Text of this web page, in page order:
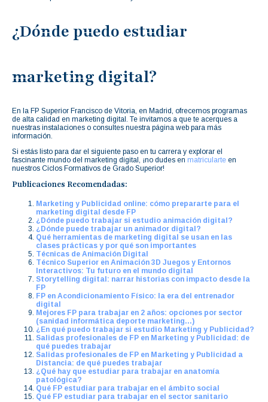
¿Dónde puedo estudiar
marketing digital?
En la FP Superior Francisco de Vitoria, en Madrid, ofrecemos programas
de alta calidad en marketing digital. Te invitamos a que te acerques a
nuestras instalaciones o consultes nuestra página web para más
información.
Si estás listo para dar el siguiente paso en tu carrera y explorar el
fascinante mundo del marketing digital, ¡no dudes en matricularte en
nuestros Ciclos Formativos de Grado Superior!
Publicaciones Recomendadas:
Marketing y Publicidad online: cómo prepararte para el
marketing digital desde FP
¿Dónde puedo trabajar si estudio animación digital?
¿Dónde puede trabajar un animador digital?
Qué herramientas de marketing digital se usan en las
clases prácticas y por qué son importantes
Técnicas de Animación Digital
Técnico Superior en Animación 3D Juegos y Entornos
Interactivos: Tu futuro en el mundo digital
Storytelling digital: narrar historias con impacto desde la
FP
FP en Acondicionamiento Físico: la era del entrenador
digital
Mejores FP para trabajar en 2 años: opciones por sector
(sanidad informática deporte marketing…)
¿En qué puedo trabajar si estudio Marketing y Publicidad?
Salidas profesionales de FP en Marketing y Publicidad: de
qué puedes trabajar
Salidas profesionales de FP en Marketing y Publicidad a
Distancia: de qué puedes trabajar
¿Qué hay que estudiar para trabajar en anatomía
patológica?
Qué FP estudiar para trabajar en el ámbito social
Qué FP estudiar para trabajar en el sector sanitario